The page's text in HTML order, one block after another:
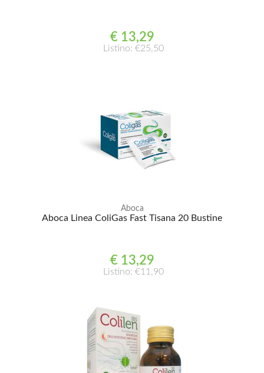
€ 13,29
Listino: €25,50
Aboca
Aboca Linea ColiGas Fast Tisana 20 Bustine
€ 13,29
Listino: €11,90